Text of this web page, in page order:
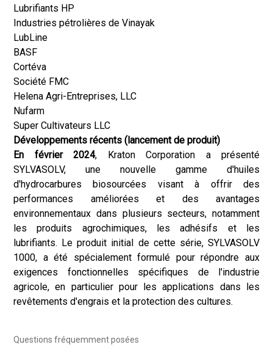
Lubrifiants HP
Industries pétrolières de Vinayak
LubLine
BASF
Cortéva
Société FMC
Helena Agri-Entreprises, LLC
Nufarm
Super Cultivateurs LLC
Développements récents (lancement de produit)
En février 2024, Kraton Corporation a présenté
SYLVASOLV, une nouvelle gamme d'huiles
d'hydrocarbures biosourcées visant à offrir des
performances améliorées et des avantages
environnementaux dans plusieurs secteurs, notamment
les produits agrochimiques, les adhésifs et les
lubrifiants. Le produit initial de cette série, SYLVASOLV
1000, a été spécialement formulé pour répondre aux
exigences fonctionnelles spécifiques de l'industrie
agricole, en particulier pour les applications dans les
revêtements d'engrais et la protection des cultures.
Questions fréquemment posées